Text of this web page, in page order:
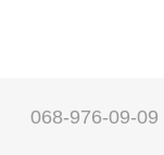
068-976-09-09